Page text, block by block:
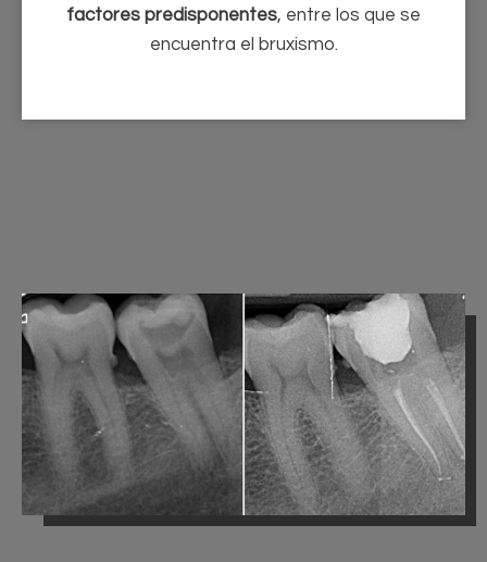
factores predisponentes, entre los que se
encuentra el bruxismo.